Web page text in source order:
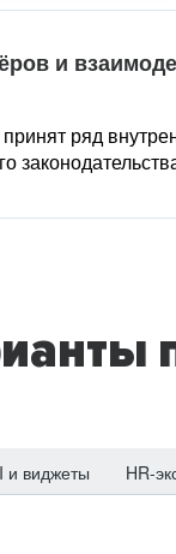
и
ряд
и виджеты HR-